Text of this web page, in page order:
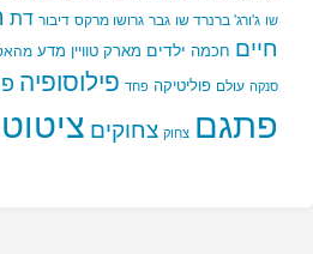
שו ג'ורג' ברנרד שו גבר גרושו מרקס דיבור דת
חיים חכמה ילדים מארק טוויין מדע
סנקה עולם פוליטיקה פחד פילוסופיה
פתגם צחוק צחוקים ציטוט